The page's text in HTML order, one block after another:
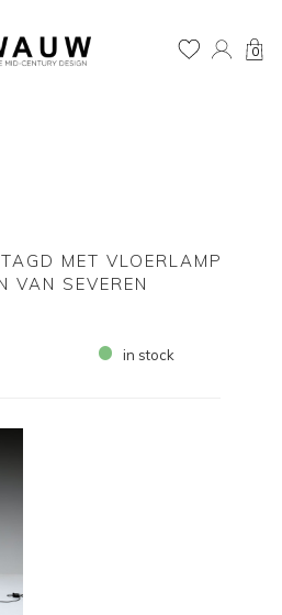
0
MET VLOERLAMP
VAN SEVEREN
in stock